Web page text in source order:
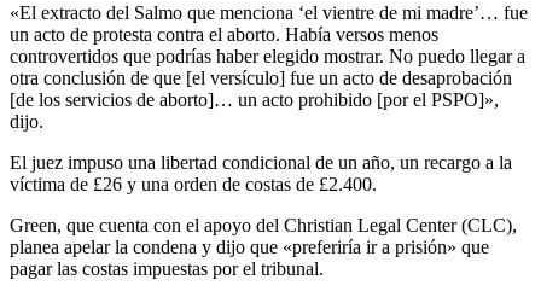
«El extracto del Salmo que menciona ‘el vientre de mi madre’… fue
un acto de protesta contra el aborto. Había versos menos
controvertidos que podrías haber elegido mostrar. No puedo llegar a
otra conclusión de que [el versículo] fue un acto de desaprobación
[de los servicios de aborto]… un acto prohibido [por el PSPO]»,
dijo.
El juez impuso una libertad condicional de un año, un recargo a la
víctima de £26 y una orden de costas de £2.400.
Green, que cuenta con el apoyo del Christian Legal Center (CLC),
planea apelar la condena y dijo que «preferiría ir a prisión» que
pagar las costas impuestas por el tribunal.